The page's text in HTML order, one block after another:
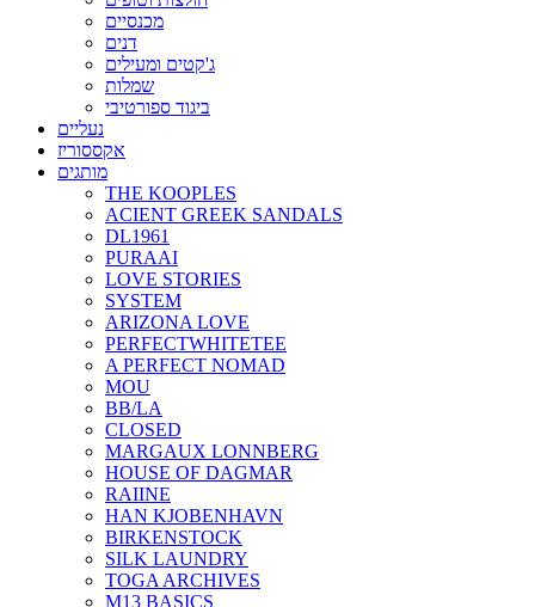
מכנסיים
דנים
ג'קטים ומעילים
שמלות
ביגוד ספורטיבי
נעליים
אקססוריז
מותגים
THE KOOPLES
ACIENT GREEK SANDALS
DL1961
PURAAI
LOVE STORIES
SYSTEM
ARIZONA LOVE
PERFECTWHITETEE
A PERFECT NOMAD
MOU
BB/LA
CLOSED
MARGAUX LONNBERG
HOUSE OF DAGMAR
RAIINE
HAN KJOBENHAVN
BIRKENSTOCK
SILK LAUNDRY
TOGA ARCHIVES
M13 BASICS